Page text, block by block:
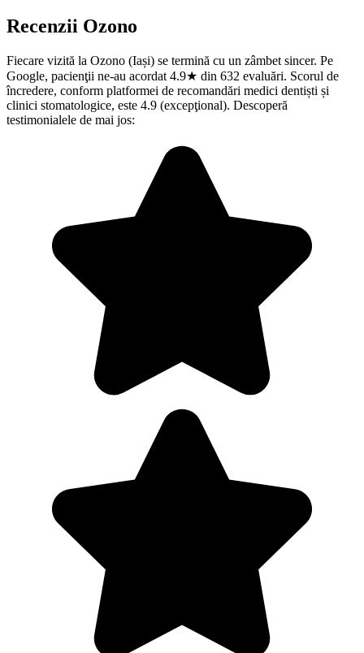
Recenzii Ozono
Fiecare vizită la Ozono (Iași) se termină cu un zâmbet sincer. Pe
Google, pacienţii ne-au acordat 4.9★ din 632 evaluări. Scorul de
încredere, conform platformei de recomandări medici dentiști și
clinici stomatologice, este 4.9 (excepţional). Descoperă
testimonialele de mai jos: